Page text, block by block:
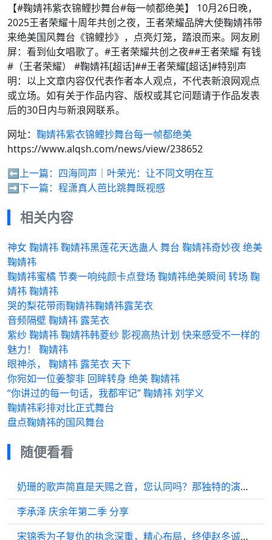
【#鞠婧祎紫衣锦鲤抄舞台#每一帧都绝美】 ​10月26日晚，
2025王者荣耀十周年共创之夜，王者荣耀品牌大使鞠婧祎带
来绝美国风舞台《锦鲤抄》，点亮灯笼，踏浪而来。网友刷
屏：看到仙女唱歌了。#王者荣耀共创之夜##王者荣耀 有钱
#（王者荣耀） #鞠婧祎[超话]##王者荣耀[超话]#特别声
明：以上文章内容仅代表作者本人观点，不代表新浪网观点
或立场。如有关于作品内容、版权或其它问题请于作品发表
后的30日内与新浪网联系。
网址： 鞠婧祎紫衣锦鲤抄舞台每一帧都绝美
https://www.alqsh.com/news/view/238652
⬅️上一篇： 四海同声｜叶荣光：让不同文明在互
➡️下一篇： 程潇真人芭比跳舞既视感
相关内容
神女 鞠婧祎 鞠婧祎黑莲花天选蛊人 舞台 鞠婧祎奇妙夜 绝美
鞠婧祎
鞠婧祎蜜橘 节奏一响纯颜卡点登场 鞠婧祎绝美瞬间 转场 鞠
婧祎 鞠婧祎
哭的梨花带雨鞠婧祎鞠婧祎露芜衣
音频隔壁 鞠婧祎 露芜衣
紫纱 鞠婧祎 鞠婧祎韩菱纱 影视高热计划 快来感受不一样的
魅力！ 鞠婧祎
眼神杀， 鞠婧祎 露芜衣 天下
你宛如一位姜黎非 回眸转身 绝美 鞠婧祎
“你讲过的每一句话，我都牢记” 鞠婧祎 刘学义
鞠婧祎彩排对比正式舞台
盘点鞠婧祎的国风舞台
随便看看
奶珊的歌声简直是天赐之音，您认同吗？那独特的演唱方式实在令人捧腹
李承泽 庆余年第二季 分享
宋锦秀为子复仇的执念深重，精心布局，终使赵冬诚落入法网，正义得以彰显